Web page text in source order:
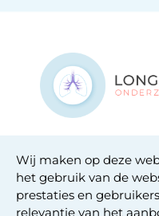
Wij maken op deze
het gebruik van de
prestaties en
relevantie van het